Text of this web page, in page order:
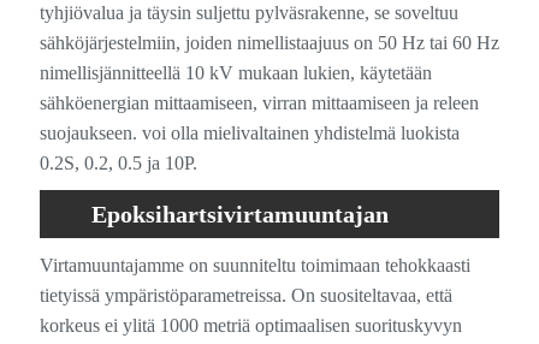
tyhjiövalua ja täysin suljettu pylväsrakenne, se soveltuu
sähköjärjestelmiin, joiden nimellistaajuus on 50 Hz tai 60 Hz
nimellisjännitteellä 10 kV mukaan lukien, käytetään
sähköenergian mittaamiseen, virran mittaamiseen ja releen
suojaukseen. voi olla mielivaltainen yhdistelmä luokista
0.2S, 0.2, 0.5 ja 10P.
Epoksihartsivirtamuuntajan
käyttöympäristö
Virtamuuntajamme on suunniteltu toimimaan tehokkaasti
tietyissä ympäristöparametreissa. On suositeltavaa, että
korkeus ei ylitä 1000 metriä optimaalisen suorituskyvyn